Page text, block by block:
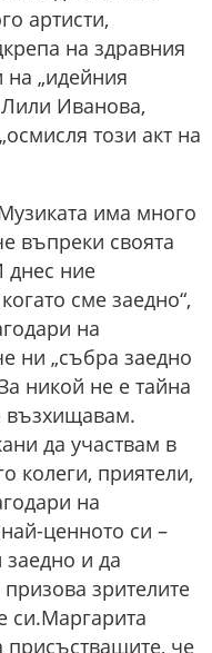
артисти,
на здравния
„идейния
Лили Иванова,
този акт на
има много
въпреки своята
днес ние
сме заедно“,
на
ни „събра заедно
никой не е тайна
възхищавам.
да участвам в
колеги, приятели,
на
ценното си –
заедно и да
зрителите
си.Маргарита
че